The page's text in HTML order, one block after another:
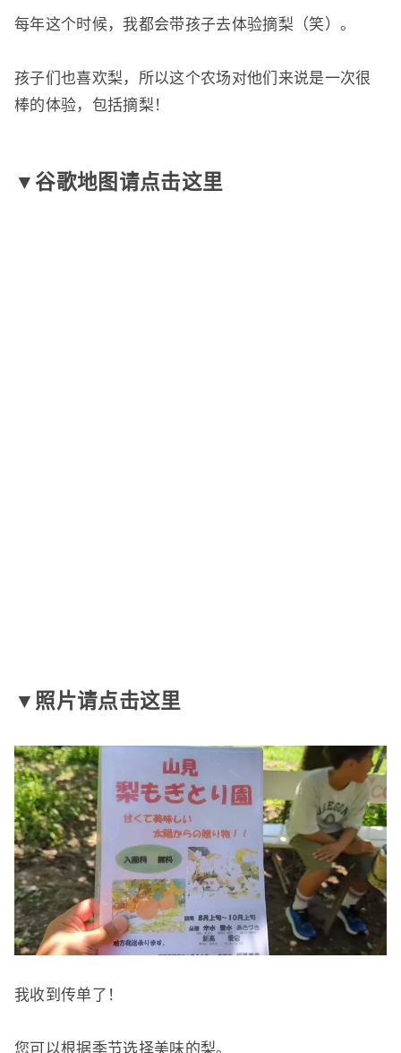
每年这个时候，我都会带孩子去体验摘梨（笑）。
孩子们也喜欢梨，所以这个农场对他们来说是一次很
棒的体验，包括摘梨！
▼谷歌地图请点击这里
▼照片请点击这里
我收到传单了！
您可以根据季节选择美味的梨。